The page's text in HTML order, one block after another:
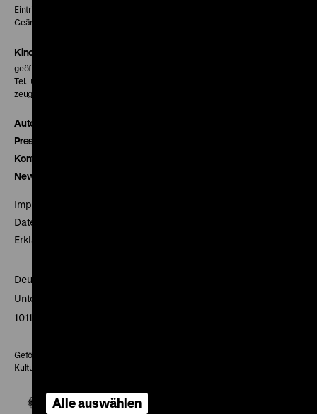
Eintritt 5 €
Geänderte Preise sind im Programm vermerkt.
Kinokasse
geöffnet 30 Minuten vor Beginn der ersten Vorstellung
Tel. + 49 30 20304-770
zeughauskino@dhm.de
Autor*innen
Presse
Kontakt
Newsletter
Impressum
Datenschutz
Erklärung digitale Barrierefreiheit
Deutsches Historisches Museum
Unter den Linden 2
10117 Berlin
Gefördert mit Mitteln des Beauftragten der Bundesregierung für
Kultur und Medien
Alle auswählen